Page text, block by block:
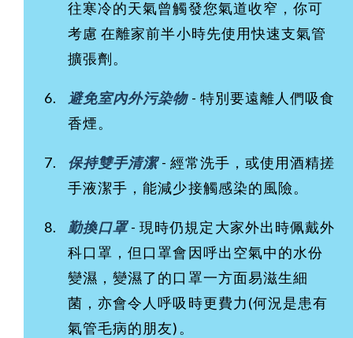
往寒冷的天氣曾觸發您氣道收窄，你可
考慮 在離家前半小時先使用快速支氣管
擴張劑。
避免室內外污染物 - 特別要遠離人們吸食
香煙。
保持雙手清潔 - 經常洗手，或使用酒精搓
手液潔手，能減少接觸感染的風險。
勤換口罩- 現時仍規定大家外出時佩戴外
科口罩，但口罩會因呼出空氣中的水份
變濕，變濕了的口罩一方面易滋生細
菌，亦會令人呼吸時更費力(何況是患有
氣管毛病的朋友)。